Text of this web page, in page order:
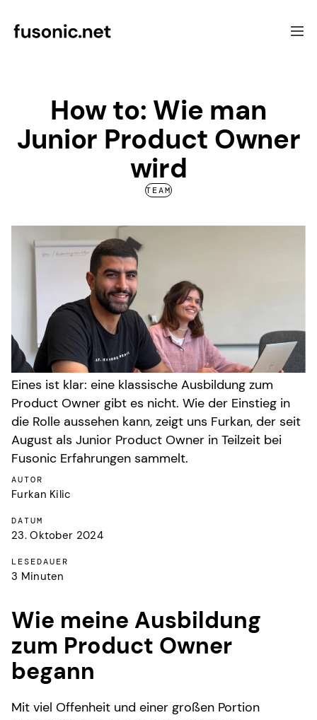
Softwareentwicklung
Schwerpunkte
UX & Beratung
Referenzen
Über uns
Kontakt
How to: Wie man
Junior Product Owner
wird
TEAM
Eines ist klar: eine klassische Ausbildung zum
Product Owner gibt es nicht. Wie der Einstieg in
die Rolle aussehen kann, zeigt uns Furkan, der seit
August als Junior Product Owner in Teilzeit bei
Fusonic Erfahrungen sammelt.
AUTOR
Furkan Kilic
DATUM
23. Oktober 2024
LESEDAUER
3 Minuten
Wie meine Ausbildung
zum Product Owner
begann
Mit viel Offenheit und einer großen Portion